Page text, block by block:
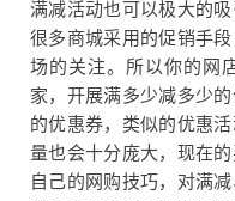
满减活动也可以极大的
很多商城采用的促销手
场的关注。所以你的网
家，开展满多少减多少
的优惠券，类似的优惠
量也会十分庞大，现在
自己的网购技巧，对满